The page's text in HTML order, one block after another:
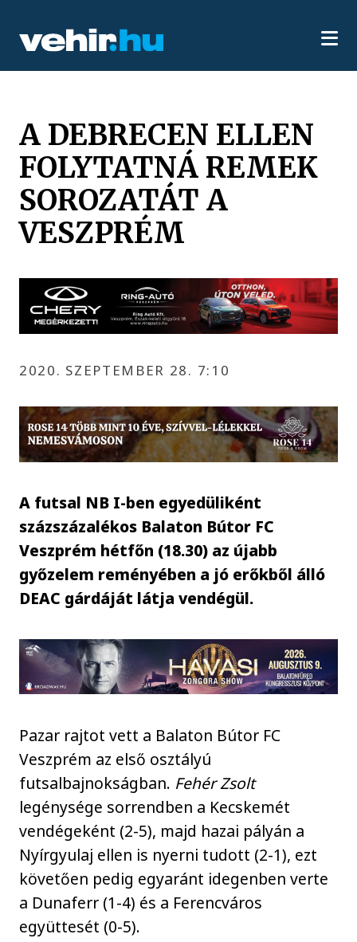
A DEBRECEN ELLEN
FOLYTATNÁ REMEK
SOROZATÁT A
VESZPRÉM
2020. SZEPTEMBER 28. 7:10
A futsal NB I-ben egyedüliként
százszázalékos Balaton Bútor FC
Veszprém hétfőn (18.30) az újabb
győzelem reményében a jó erőkből álló
DEAC gárdáját látja vendégül.
Pazar rajtot vett a Balaton Bútor FC
Veszprém az első osztályú
futsalbajnokságban. Fehér Zsolt
legénysége sorrendben a Kecskemét
vendégeként (2-5), majd hazai pályán a
Nyírgyulaj ellen is nyerni tudott (2-1), ezt
követően pedig egyaránt idegenben verte
a Dunaferr (1-4) és a Ferencváros
együttesét (0-5).